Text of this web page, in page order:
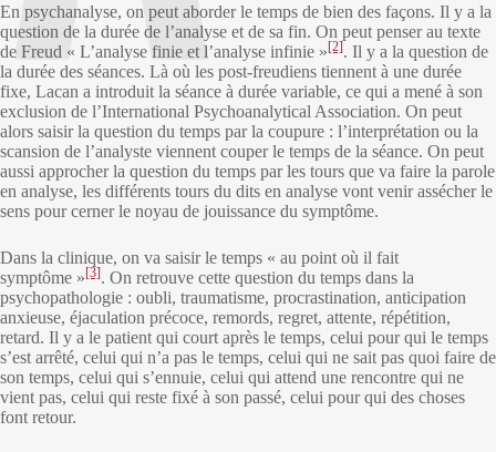
En psychanalyse, on peut aborder le temps de bien des façons. Il y a la
question de la durée de l’analyse et de sa fin. On peut penser au texte
de Freud « L’analyse finie et l’analyse infinie »[2]. Il y a la question de
la durée des séances. Là où les post-freudiens tiennent à une durée
fixe, Lacan a introduit la séance à durée variable, ce qui a mené à son
exclusion de l’International Psychoanalytical Association. On peut
alors saisir la question du temps par la coupure : l’interprétation ou la
scansion de l’analyste viennent couper le temps de la séance. On peut
aussi approcher la question du temps par les tours que va faire la parole
en analyse, les différents tours du dits en analyse vont venir assécher le
sens pour cerner le noyau de jouissance du symptôme.
Dans la clinique, on va saisir le temps « au point où il fait
symptôme »[3]. On retrouve cette question du temps dans la
psychopathologie : oubli, traumatisme, procrastination, anticipation
anxieuse, éjaculation précoce, remords, regret, attente, répétition,
retard. Il y a le patient qui court après le temps, celui pour qui le temps
s’est arrêté, celui qui n’a pas le temps, celui qui ne sait pas quoi faire de
son temps, celui qui s’ennuie, celui qui attend une rencontre qui ne
vient pas, celui qui reste fixé à son passé, celui pour qui des choses
font retour.